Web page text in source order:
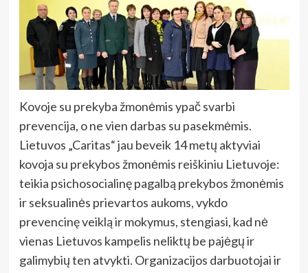
Kovoje su prekyba žmonėmis ypač svarbi
prevencija, o ne vien darbas su pasekmėmis.
Lietuvos „Caritas“ jau beveik 14 metų aktyviai
kovoja su prekybos žmonėmis reiškiniu Lietuvoje:
teikia psichosocialinę pagalbą prekybos žmonėmis
ir seksualinės prievartos aukoms, vykdo
prevencinę veiklą ir mokymus, stengiasi, kad nė
vienas Lietuvos kampelis neliktų be pajėgų ir
galimybių ten atvykti. Organizacijos darbuotojai ir